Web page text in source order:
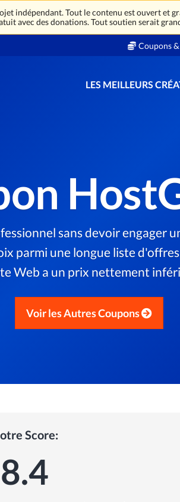
indépendant. Tout le contenu est ouvert et
avec des donations. Tout soutien serait
Coupons
LES MEILLEURS
sans devoir engager
parmi une longue liste
Web a un prix nettement
Voir les Autres Coupons
Score:
8.4